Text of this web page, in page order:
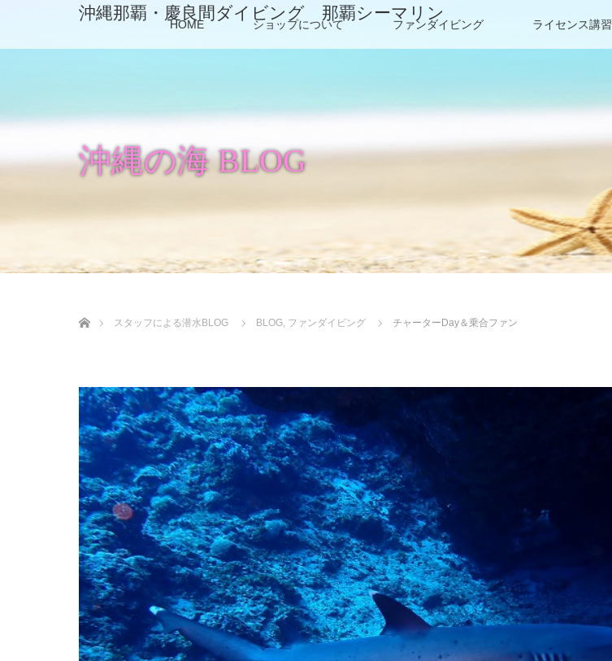
沖縄那覇・慶良間ダイビング 那覇シーマリン
HOME ショップについて ファンダイビング ライセンス講習
沖縄の海 BLOG
スタッフによる潜水BLOG
BLOG, ファンダイビング チャーターDay＆乗合ファン